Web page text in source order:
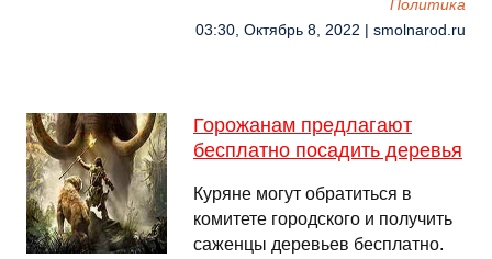
Политика
03:30, Октябрь 8, 2022 | smolnarod.ru
Горожанам предлагают
бесплатно посадить деревья
Куряне могут обратиться в
комитете городского и получить
саженцы деревьев бесплатно.